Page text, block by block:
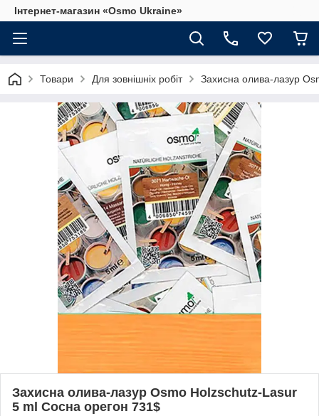
Інтернет-магазин «Osmo Ukraine»
Товари Для зовнішніх робіт Захисна олива-лазур
Захисна олива-лазур Osmo Holzschutz-Lasur
5 ml Сосна орегон 731$